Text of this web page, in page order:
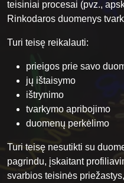
teisiniai procesai (pvz.,
Rinkodaros duomenys
Turi teisę reikalauti:
prieigos prie savo
jų ištaisymo
ištrynimo
tvarkymo apribojimo
duomenų perkėlimo
Turi teisę nesutikti su
pagrindu, įskaitant
svarbios teisinės